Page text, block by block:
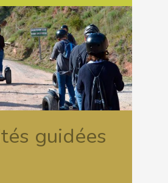
guidées